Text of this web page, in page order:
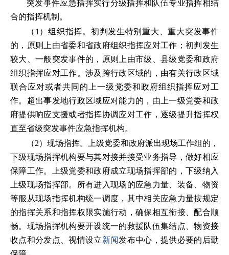
突发事件应急指挥实行分级指挥和队伍专业指挥相结
合的指挥机制。
（1）组织指挥。初判发生特别重大、重大突发事件
的，原则上由省委和省政府组织指挥应对工作；初判发生
较大、一般突发事件的，原则上由市级、县级党委和政府
组织指挥应对工作。涉及跨行政区域的，由有关行政区域
联合应对或者共同的上一级党委和政府组织指挥应对工
作。超出事发地行政区域应对能力的，由上一级党委和政
府提供响应支援或者指挥协调应对工作，逐级提升指挥权
直至省级突发事件应急指挥机构。
（2）现场指挥。上级党委和政府派出现场工作组的，
下级现场指挥机构要与其对接并接受业务指导，做好相应
保障工作。上级党委和政府成立现场指挥部的，下级纳入
上级现场指挥部。所有进入现场的应急力量、装备、物资
等服从现场指挥机构统一调度，其中相关应急力量按规定
的指挥关系和指挥权限实施行动，确保相互衔接、配合顺
畅。现场指挥机构要开设统一的救援队伍集结点、物资接
收点和分发点、视情设立新闻发布中心，提供必要的后勤